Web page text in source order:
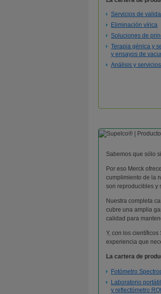
Servicios de
Eliminación vírica
Soluciones de
Terapia génica y
y ensayos de
Análisis y
Sabemos que sólo
Por eso Merck
cumplimiento de la
son reproducibles y
Nuestra completa
cubre una amplia
calidad para
Y, con los
experiencia que
La cartera de
Fotómetro
Laboratorio
y reflectómetro